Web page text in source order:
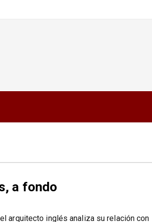
a fondo
arquitecto inglés analiza su relación con